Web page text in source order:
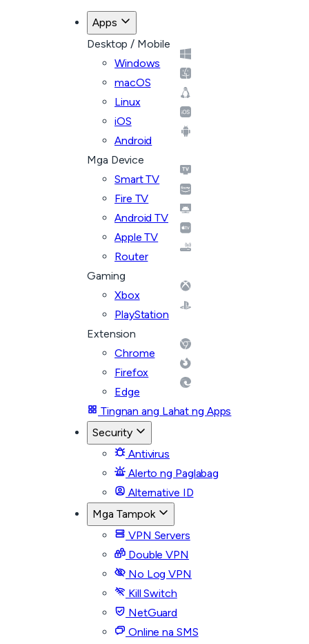
Apps
Desktop / Mobile
Windows
macOS
Linux
iOS
Android
Mga Device
Smart TV
Fire TV
Android TV
Apple TV
Router
Gaming
Xbox
PlayStation
Extension
Chrome
Firefox
Edge
Tingnan ang Lahat ng Apps
Security
Antivirus
Alerto ng Paglabag
Alternative ID
Mga Tampok
VPN Servers
Double VPN
No Log VPN
Kill Switch
NetGuard
Online na SMS